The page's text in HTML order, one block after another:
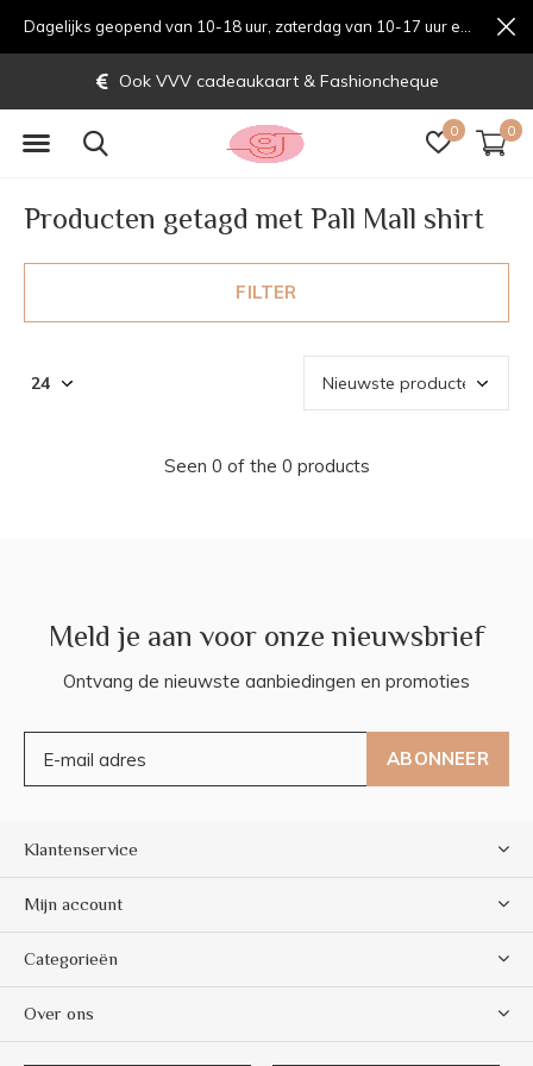
0 0
Ook VVV cadeaukaart & Fashioncheque
Producten getagd met Pall Mall shirt
FILTER
Seen 0 of the 0 products
Meld je aan voor onze nieuwsbrief
Ontvang de nieuwste aanbiedingen en promoties
ABONNEER
Klantenservice
Mijn account
Categorieën
Over ons